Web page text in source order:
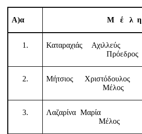
Α)α Μ έ λ η
1.
Καταραχιάς Αχιλλεύς
Πρόεδρος
2. Μήτσιος
Χριστόδουλος
Μέλος
3.
Λαζαρίνα Μαρία
Μέλος